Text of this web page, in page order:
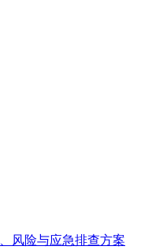
风险与应急排查方案